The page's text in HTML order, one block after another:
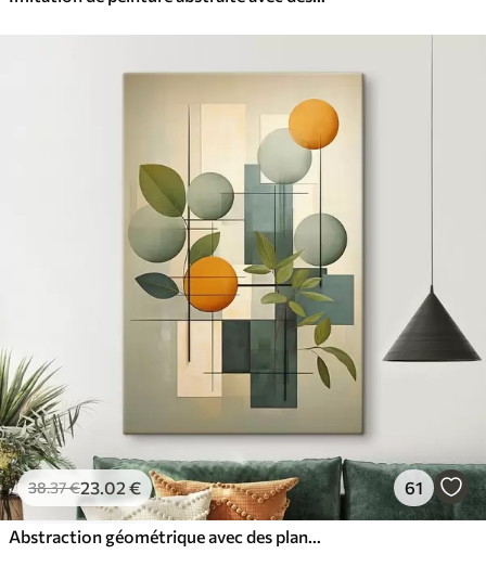
38.37€23.02 € 61
Abstraction géométrique avec des plantes